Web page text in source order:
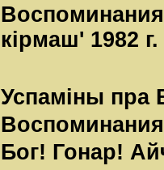
кірмаш' 1982
Успаміны пра
Бог! Гонар!